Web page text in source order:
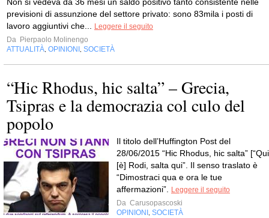
Non si vedeva da 36 mesi un saldo positivo tanto consistente nelle
previsioni di assunzione del settore privato: sono 83mila i posti di
lavoro aggiuntivi che... Leggere il seguito
Da Pierpaolo Molinengo
ATTUALITÀ, OPINIONI , SOCIETÀ
“Hic Rhodus, hic salta” – Grecia,
Tsipras e la democrazia col culo del
popolo
Il titolo dell’Huffington Post del
28/06/2015 “Hic Rhodus, hic salta” [“Qui
[è] Rodi, salta qui”. Il senso traslato è
“Dimostraci qua e ora le tue
affermazioni”. Leggere il seguito
Da Carusopascoski
OPINIONI , SOCIETÀ